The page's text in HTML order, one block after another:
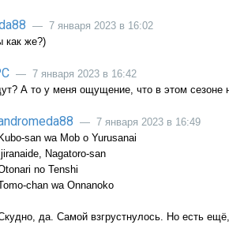
— 7 января 2023 в 16:02
как же?)
— 7 января 2023 в 16:42
А то у меня ощущение, что в этом сезоне
— 7 января 2023 в 16:49
Kubo-san wa Mob o Yurusanai
Ijiranaide, Nagatoro-san
no Tenshi
chan wa Onnanoko
да. Самой взгрустнулось. Но есть